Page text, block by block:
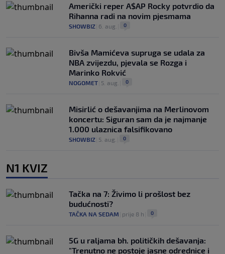
Američki reper A$AP Rocky potvrdio da
Rihanna radi na novim pjesmama
SHOWBIZ 6. aug. 0
Bivša Mamićeva supruga se udala za
NBA zvijezdu, pjevala se Rozga i
Marinko Rokvić
NOGOMET 5. aug. 0
Misirlić o dešavanjima na Merlinovom
koncertu: Siguran sam da je najmanje
1.000 ulaznica falsifikovano
SHOWBIZ 5. aug. 0
N1 KVIZ
Tačka na 7: Živimo li prošlost bez
budućnosti?
TAČKA NA SEDAM prije 8 h 0
5G u raljama bh. političkih dešavanja:
"Trenutno ne postoje jasne odrednice i